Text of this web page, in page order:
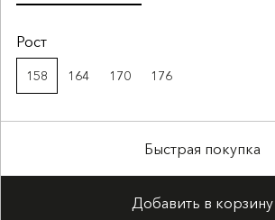
Рост
158 164 170 176
Быстрая покупка
Добавить в корзину